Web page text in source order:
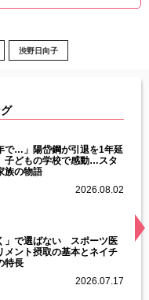
渋野日向子
で…」陽岱鋼が引退を1年延
どもの学校で感動…スタ
族の物語
2026.08.02
」で選ばない スポーツ医
メント摂取の基本とネイチ
特長
2026.07.17